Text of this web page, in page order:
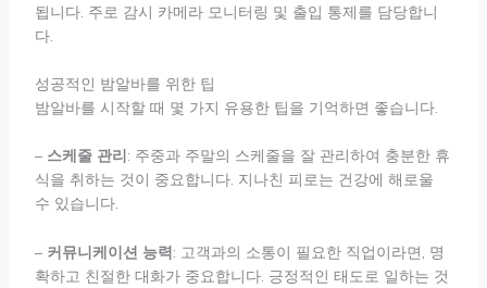
됩니다. 주로 감시 카메라 모니터링 및 출입 통제를 담당합니
다.
성공적인 밤알바를 위한 팁
밤알바를 시작할 때 몇 가지 유용한 팁을 기억하면 좋습니다.
– 스케줄 관리 : 주중과 주말의 스케줄을 잘 관리하여 충분한 휴
식을 취하는 것이 중요합니다. 지나친 피로는 건강에 해로울
수 있습니다.
– 커뮤니케이션 능력: 고객과의 소통이 필요한 직업이라면, 명
확하고 친절한 대화가 중요합니다. 긍정적인 태도로 일하는 것